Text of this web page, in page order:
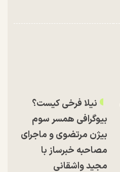
نیلا فرخی کیست؟
بیوگرافی همسر سوم
بیژن مرتضوی و ماجرای
مصاحبه خبرساز با
مجید واشقانی